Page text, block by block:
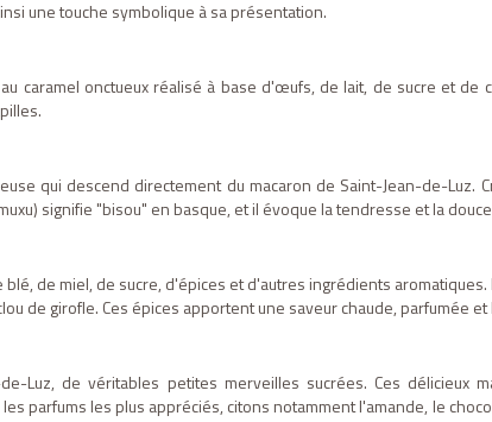
une touche symbolique à sa présentation.
caramel onctueux réalisé à base d'œufs, de lait, de sucre et de
qui descend directement du macaron de Saint-Jean-de-Luz.
signifie "bisou" en basque, et il évoque la tendresse et la
de miel, de sucre, d'épices et d'autres ingrédients
de girofle. Ces épices apportent une saveur chaude, parfumée
Luz, de véritables petites merveilles sucrées. Ces délicieux
parfums les plus appréciés, citons notamment l'amande, le